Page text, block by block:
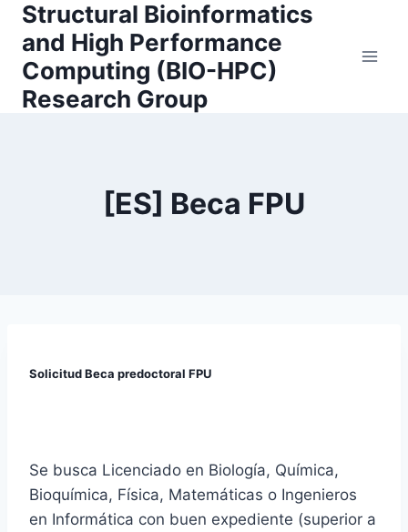
Skip
content
Structural Bioinformatics
and High Performance
Computing (BIO-HPC)
Research Group
[ES] Beca FPU
Solicitud Beca predoctoral FPU
Se busca Licenciado en Biología, Química,
Bioquímica, Física, Matemáticas o Ingenieros
en Informática con buen expediente (superior a